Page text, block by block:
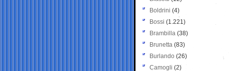
Boldrini (4)
Bossi (1.221)
Brambilla (38)
Brunetta (83)
Burlando (26)
Camogli (2)